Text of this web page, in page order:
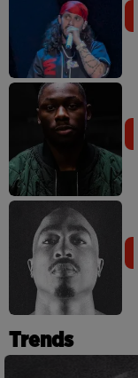
Trends